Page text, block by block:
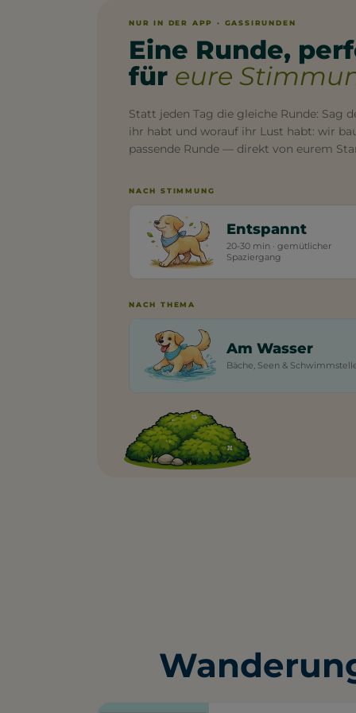
NUR IN DER APP · GASSIRUNDEN
Eine Runde,
für eure
Statt jeden Tag die gleiche Runde: Sag
ihr habt und worauf ihr Lust habt: wir
passende Runde — direkt von eurem
NACH STIMMUNG
Entspannt
20-30 min · gemütlicher
Spaziergang
NACH THEMA
Am Wasser
Bäche, Seen &